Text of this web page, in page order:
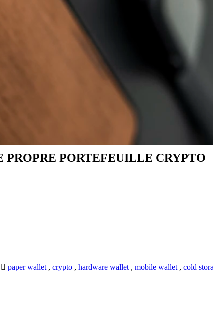
PORTEFEUILLE CRYPTO
paper wallet , crypto , hardware wallet , mobile wallet , cold